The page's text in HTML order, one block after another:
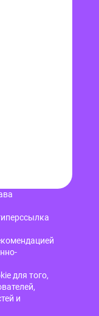
для того,
и